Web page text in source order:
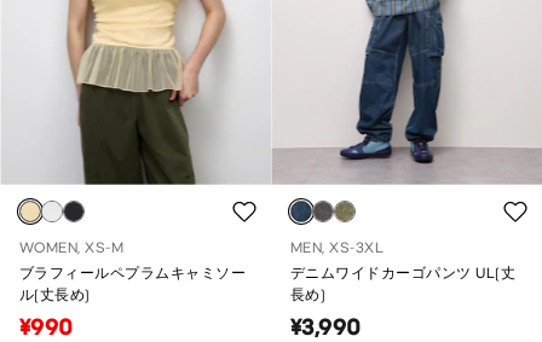
WOMEN, XS-M
ブラフィールペプラムキャミソー
ル(丈長め)
¥990
MEN, XS-3XL
デニムワイドカーゴパンツ UL(丈
長め)
¥3,990